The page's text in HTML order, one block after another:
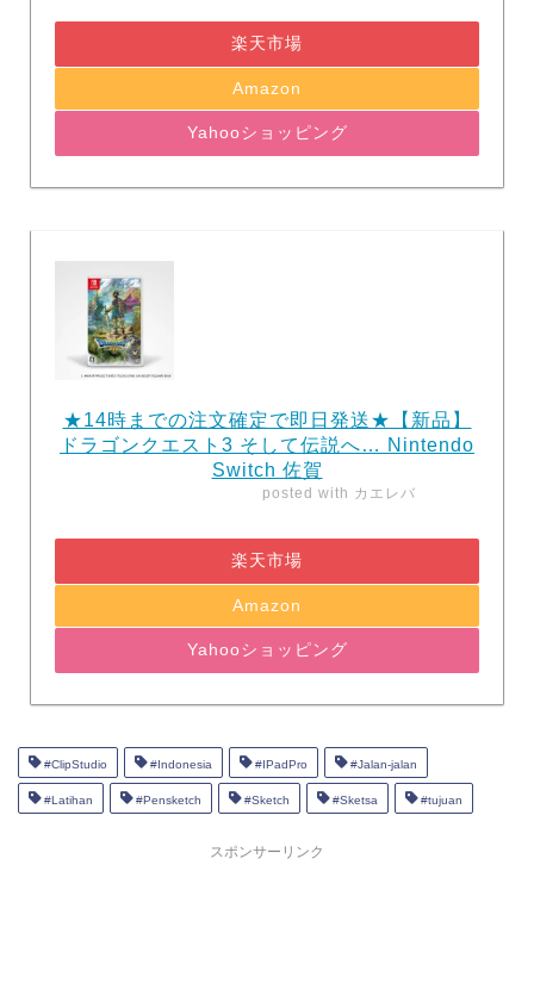
楽天市場
Amazon
Yahooショッピング
★14時までの注文確定で即日発送★【新品】
ドラゴンクエスト3 そして伝説へ… Nintendo
Switch 佐賀
posted with カエレバ
楽天市場
Amazon
Yahooショッピング
#ClipStudio #Indonesia #IPadPro #Jalan-jalan
#Latihan #Pensketch #Sketch #Sketsa #tujuan
スポンサーリンク